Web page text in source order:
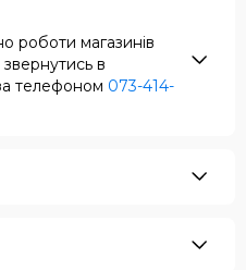
роботи магазинів
в
телефоном 073-414-